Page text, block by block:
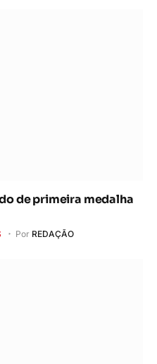
de primeira medalha
Por REDAÇÃO